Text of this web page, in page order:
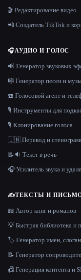
🎬 Редактирование видео
📲 Создатель TikTok и
🎧АУДИО И ГОЛОС
🔊 Генератор звуковых
🎼 Генератор песен и
☎️ Голосовой агент и
🎙️ Инструменты для
🎙️ Клонирование голоса
🇺🇳 Перевод и
📝🔉 Текст в речь
🎧 Усилитель звука и
✍️ТЕКСТЫ И
📖 Автор книг и романов
💡 Быстрая библиотека и
🏷️ Генератор имен,
📝 Генератор
📠 Генерация контента и